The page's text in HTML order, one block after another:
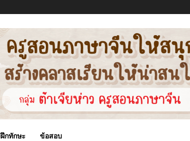
กทักษะ ข้อสอบ